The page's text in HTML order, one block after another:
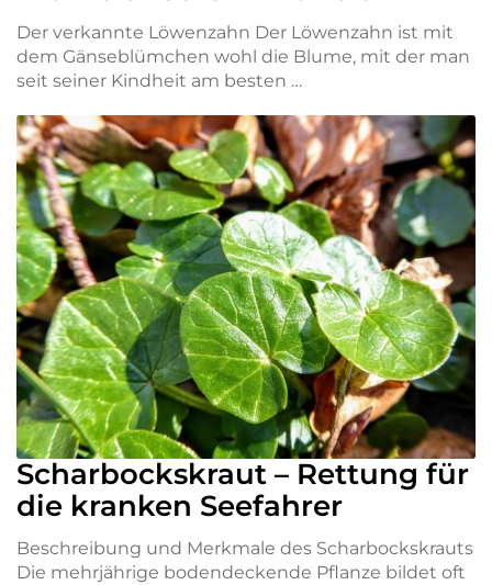
Der verkannte Löwenzahn Der Löwenzahn ist mit
dem Gänseblümchen wohl die Blume, mit der man
seit seiner Kindheit am besten …
Scharbockskraut – Rettung für
die kranken Seefahrer
Beschreibung und Merkmale des Scharbockskrauts
Die mehrjährige bodendeckende Pflanze bildet oft